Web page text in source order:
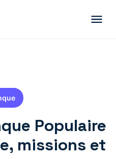
Populaire
missions et